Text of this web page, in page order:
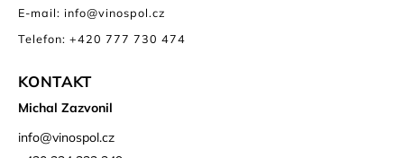
E-mail: info@vinospol.cz
Telefon: +420 777 730 474
KONTAKT
Michal Zazvonil
info@vinospol.cz